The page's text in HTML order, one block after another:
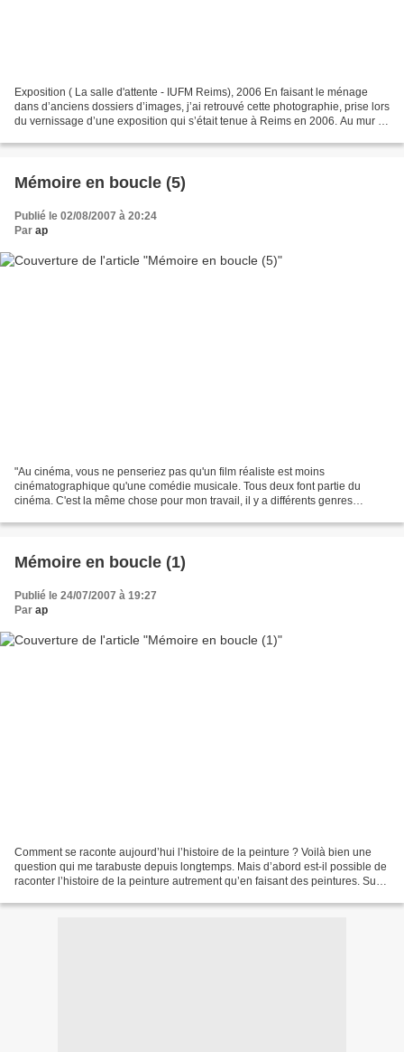
Exposition ( La salle d'attente - IUFM Reims), 2006 En faisant le ménage
dans d’anciens dossiers d’images, j’ai retrouvé cette photographie, prise lors
du vernissage d’une exposition qui s’était tenue à Reims en 2006. Au mur se
Mémoire en boucle (5)
Publié le 02/08/2007 à 20:24
Par ap
"Au cinéma, vous ne penseriez pas qu'un film réaliste est moins
cinématographique qu'une comédie musicale. Tous deux font partie du
cinéma. C'est la même chose pour mon travail, il y a différents genres
Mémoire en boucle (1)
Publié le 24/07/2007 à 19:27
Par ap
Comment se raconte aujourd’hui l’histoire de la peinture ? Voilà bien une
question qui me tarabuste depuis longtemps. Mais d’abord est-il possible de
raconter l’histoire de la peinture autrement qu’en faisant des peintures. Sur